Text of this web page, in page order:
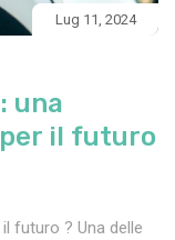
Lug 11, 2024
una
il futuro
futuro ? Una delle